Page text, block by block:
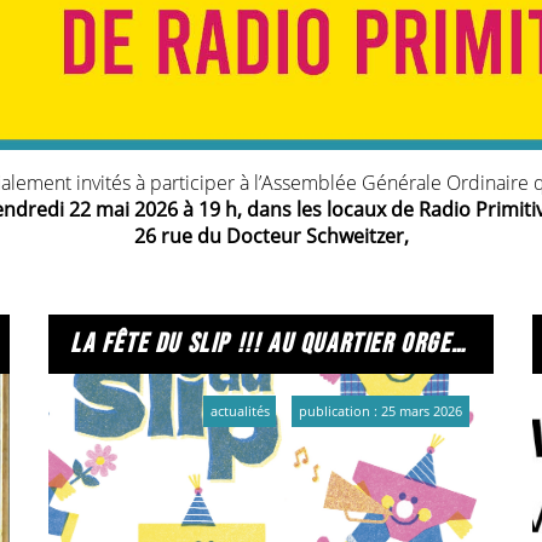
invités à participer à l’Assemblée Générale Ordinaire
22 mai 2026 à 19 h, dans les locaux de Radio
26 rue du Docteur Schweitzer,
Vote des rapports moral et financier ; affectation du
la vie associative où se croisent des enjeux de
aux adhérents, en toute transparence, les actions
démocratie interne, implique les adhérents dans le
la fête du slip !!! au quartier orgeval !
actualités publication : 25 mars 2026